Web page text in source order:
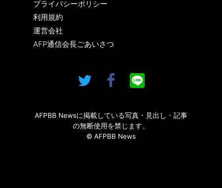
プライバシーポリシー
利用規約
運営会社
AFP通信会長ごあいさつ
AFPBB Newsに掲載している写真・見出し・記事
の無断使用を禁じます。
© AFPBB News